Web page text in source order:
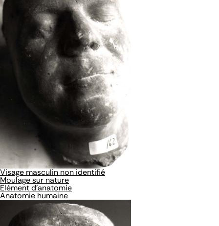
Visage masculin non identifié
Moulage sur nature
Elément d'anatomie
Anatomie humaine